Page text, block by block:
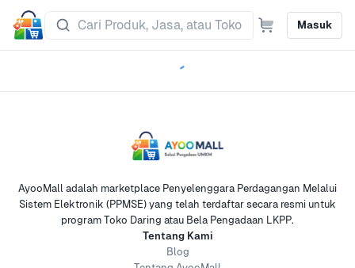
Masuk
AyooMall adalah marketplace Penyelenggara Perdagangan Melalui
Sistem Elektronik (PPMSE) yang telah terdaftar secara resmi untuk
program Toko Daring atau Bela Pengadaan LKPP.
Tentang Kami
Blog